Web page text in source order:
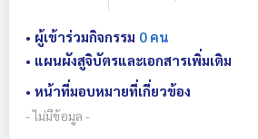
• ผู้เข้าร่วมกิจกรรม 0 คน
• แผนผังสูจิบัตรและเอกสารเพิ่มเติม
• หน้าที่มอบหมายที่เกี่ยวข้อง
- ไม่มีข้อมูล -